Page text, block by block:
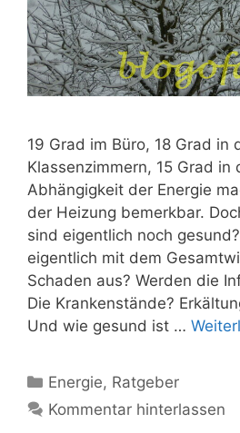
19 Grad im Büro, 18 Grad in
Klassenzimmern, 15 Grad in
Abhängigkeit der Energie
der Heizung bemerkbar.
sind eigentlich noch
eigentlich mit dem
Schaden aus? Werden die
Die Krankenstände?
Und wie gesund ist …
Kategorien
Energie, Ratgeber
Kommentar hinterlassen